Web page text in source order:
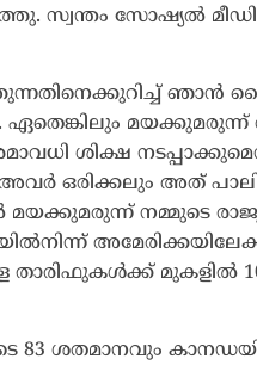
സ്വന്തം സോഷ്യൽ
ഞാൻ
ഏതെങ്കിലും മയക്കുമരുന്ന്
ശിക്ഷ
ഒരിക്കലും അത്
മയക്കുമരുന്ന് നമ്മുടെ
താരിഫുകൾക്ക് മുകളിൽ
83 ശതമാനവും